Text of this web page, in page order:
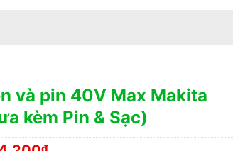
và pin 40V Max Makita
kèm Pin & Sạc)
₫